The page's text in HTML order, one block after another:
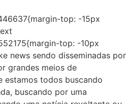
top: -15px
top: -10px
news sendo disseminadas por
grandes meios de
estamos todos buscando
buscando por uma